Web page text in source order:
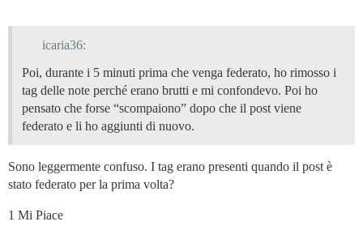
icaria36:
Poi, durante i 5 minuti prima che venga federato, ho rimosso i
tag delle note perché erano brutti e mi confondevo. Poi ho
pensato che forse “scompaiono” dopo che il post viene
federato e li ho aggiunti di nuovo.
Sono leggermente confuso. I tag erano presenti quando il post è
stato federato per la prima volta?
1 Mi Piace